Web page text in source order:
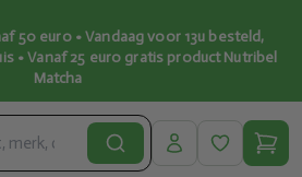
50 euro • Vandaag voor 13u besteld,
• Vanaf 25 euro gratis product Nutribel
Matcha